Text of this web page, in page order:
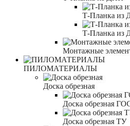
Т-Планка из
Т-Планка из
Монтажные
ПИЛОМАТЕРИАЛЫ
Доска обрезная
Доска обрезная
Доска обрезная ТУ